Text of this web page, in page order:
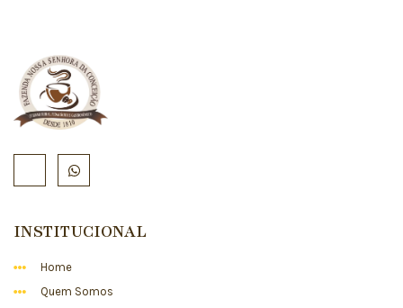
INSTITUCIONAL
Home
Quem Somos